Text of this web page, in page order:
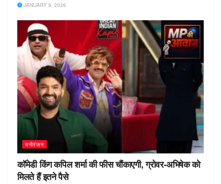
JANUARY 9, 2026
मनोरंजन
कॉमेडी किंग कपिल शर्मा की फीस चौंकाएगी, ग्रोवर-अभिषेक को
मिलते हैं इतने पैसे